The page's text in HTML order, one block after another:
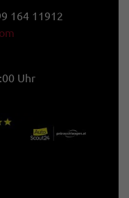
164 11912
Uhr